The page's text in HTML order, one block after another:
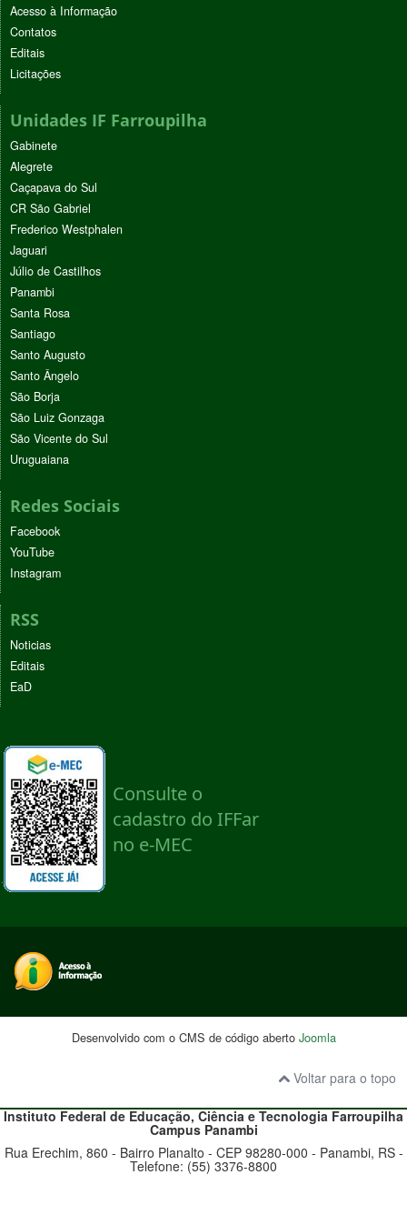
Acesso à Informação
Contatos
Editais
Licitações
Unidades IF Farroupilha
Gabinete
Alegrete
Caçapava do Sul
CR São Gabriel
Frederico Westphalen
Jaguari
Júlio de Castilhos
Panambi
Santa Rosa
Santiago
Santo Augusto
Santo Ângelo
São Borja
São Luiz Gonzaga
São Vicente do Sul
Uruguaiana
Redes Sociais
Facebook
YouTube
Instagram
RSS
Noticias
Editais
EaD
Desenvolvido com o CMS de código aberto Joomla
Voltar para o topo
Instituto Federal de Educação, Ciência e Tecnologia Farroupilha
Campus Panambi
Rua Erechim, 860 - Bairro Planalto - CEP 98280-000 - Panambi, RS -
Telefone: (55) 3376-8800